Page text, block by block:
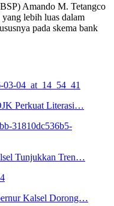
Amando M. Tetangco
lebih luas dalam
pada skema bank
Perkuat Literasi…
Tunjukkan Tren…
Kalsel Dorong…